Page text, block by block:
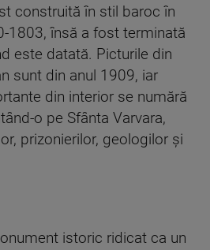
construită în stil baroc în
1803, însă a fost terminată
este datată. Picturile din
sunt din anul 1909, iar
din interior se numără
o pe Sfânta Varvara,
prizonierilor, geologilor și
istoric ridicat ca un